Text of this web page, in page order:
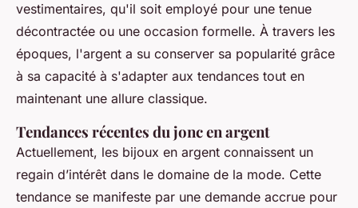
vestimentaires, qu'il soit employé pour une tenue
décontractée ou une occasion formelle. À travers les
époques, l'argent a su conserver sa popularité grâce
à sa capacité à s'adapter aux tendances tout en
maintenant une allure classique.
Tendances récentes du jonc en argent
Actuellement, les bijoux en argent connaissent un
regain d’intérêt dans le domaine de la mode. Cette
tendance se manifeste par une demande accrue pour